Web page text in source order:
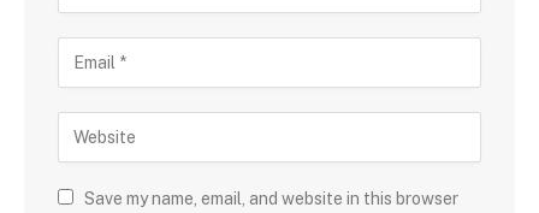
Save my name, email, and website in this browser